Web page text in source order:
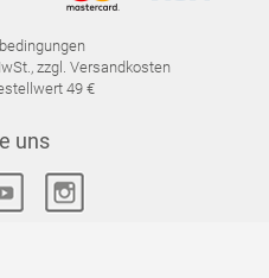
zzgl. Versandkosten
49 €
uns